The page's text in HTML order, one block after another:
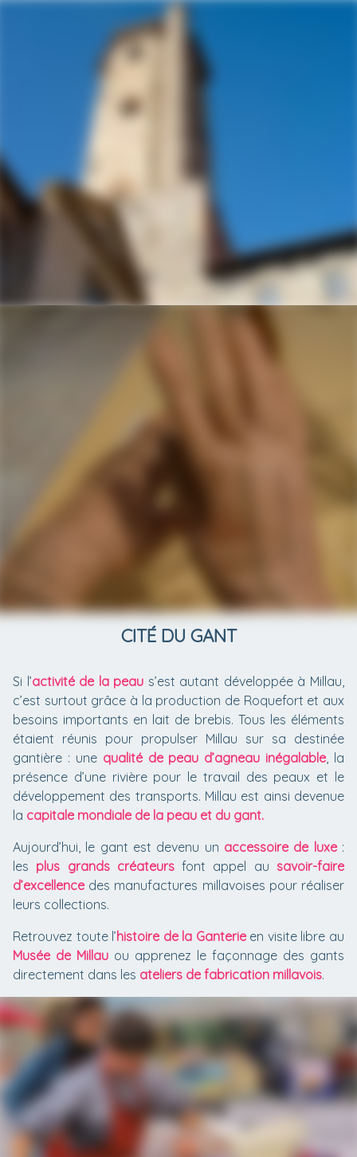
CITÉ DU GANT
Si l’activité de la peau s’est autant développée à Millau,
c’est surtout grâce à la production de Roquefort et aux
besoins importants en lait de brebis. Tous les éléments
étaient réunis pour propulser Millau sur sa destinée
gantière : une qualité de peau d’agneau inégalable, la
présence d’une rivière pour le travail des peaux et le
développement des transports. Millau est ainsi devenue
la capitale mondiale de la peau et du gant.
Aujourd’hui, le gant est devenu un accessoire de luxe:
les plus grands créateursfont appel au savoir-faire
d’excellence des manufactures millavoises pour réaliser
leurs collections.
Retrouvez toute l’histoire de la Ganterieen visite libre au
Musée de Millau ou apprenez le façonnage des gants
directement dans les ateliers de fabrication millavois.